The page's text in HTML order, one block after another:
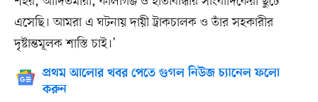
এসেছি। আমরা এ ঘটনায় দায়ী ট্রাকচালক ও তাঁর সহকারীর
দৃষ্টান্তমূলক শাস্তি চাই।’
প্রথম আলোর খবর পেতে গুগল নিউজ চ্যানেল ফলো
করুন